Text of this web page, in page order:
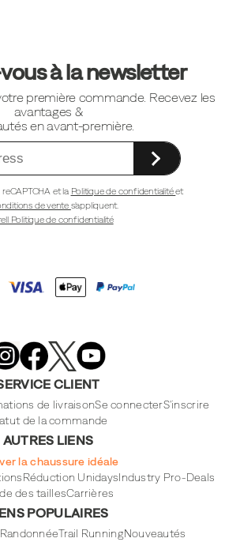
à la newsletter
première commande. Recevez les
avantages &
en avant-première.
et la Politique de confidentialitéet
de vente s'appliquent.
Politique de confidentialité
Footwear
on
Merrell
Footwear
on
Merrell
Footwear
on
X
Footwear
CLIENT
de livraisonSe connecterS'inscrire
de la commande
AUTRES LIENS
la chaussure idéale
Réduction UnidaysIndustry Pro-Deals
des taillesCarrières
POPULAIRES
RandonnéeTrail RunningNouveautés